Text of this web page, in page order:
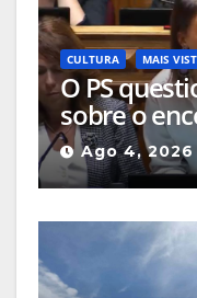
CULTURA MAIS
O PS
sobre o
alteração
cinema da
Ago 4, 2026